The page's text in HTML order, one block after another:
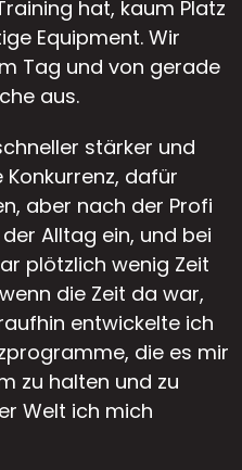
hat, kaum Platz
Equipment. Wir
Tag und von gerade
aus.
stärker und
dafür
aber nach der Profi
Alltag ein, und bei
plötzlich wenig Zeit
die Zeit da war,
entwickelte ich
die es mir
zu halten und zu
Welt ich mich